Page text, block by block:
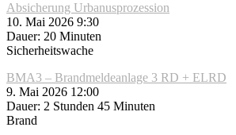
Absicherung Urbanusprozession
10. Mai 2026 9:30
Dauer: 20 Minuten
Sicherheitswache
BMA3 – Brandmeldeanlage 3 RD + ELRD
9. Mai 2026 12:00
Dauer: 2 Stunden 45 Minuten
Brand